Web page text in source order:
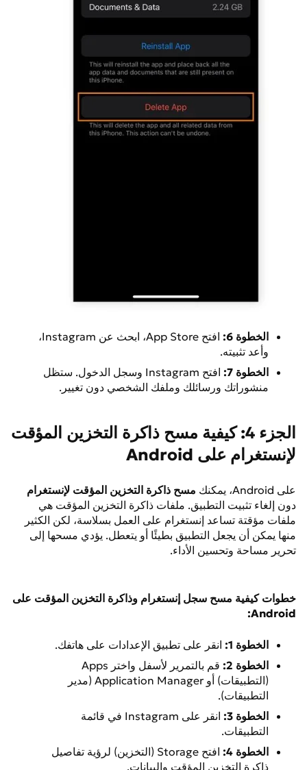
الخطوة 6:
افتح App Store، ابحث عن Instagram،
وأعد تثبيته.
الخطوة 7:
افتح Instagram وسجل الدخول. ستظل
منشوراتك ورسائلك وملفك الشخصي دون تغيير.
الجزء 4: كيفية مسح ذاكرة التخزين المؤقت
لإنستغرام على Android
على Android، يمكنك
مسح ذاكرة التخزين المؤقت لإنستغرام
دون إلغاء تثبيت التطبيق. ملفات ذاكرة التخزين المؤقت هي
ملفات مؤقتة تساعد إنستغرام على العمل بسلاسة، لكن الكثير
منها يمكن أن يجعل التطبيق بطيئًا أو يتعطل. يؤدي مسحها إلى
تحرير مساحة وتحسين الأداء.
خطوات كيفية مسح سجل إنستغرام وذاكرة التخزين المؤقت على
Android:
الخطوة 1:
انقر على تطبيق الإعدادات على هاتفك.
الخطوة 2:
قم بالتمرير لأسفل واختر Apps
(التطبيقات) أو Application Manager (مدير
التطبيقات).
الخطوة 3:
انقر على Instagram في قائمة
التطبيقات.
الخطوة 4:
افتح Storage (التخزين) لرؤية تفاصيل
ذاكرة التخزين المؤقت والبيانات.